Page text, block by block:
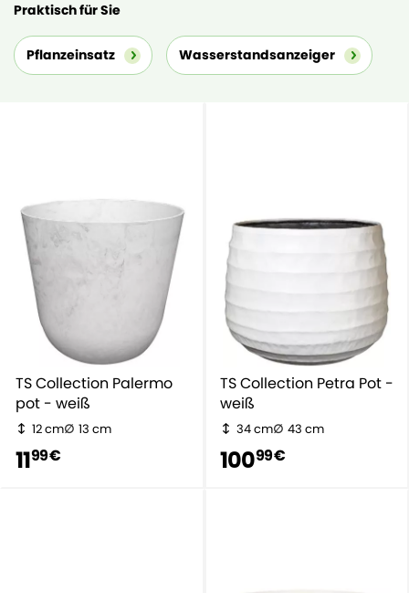
Praktisch für Sie
Pflanzeinsatz Wasserstandsanzeiger
TS Collection Palermo
pot - weiß
12 cm 13 cm
1199 €
TS Collection Petra Pot -
weiß
34 cm 43 cm
10099 €